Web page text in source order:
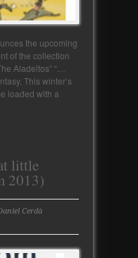
the upcoming
of the collection
Aladeltos” “…
This winter’s
loaded with a
little
2013)
Cerdà